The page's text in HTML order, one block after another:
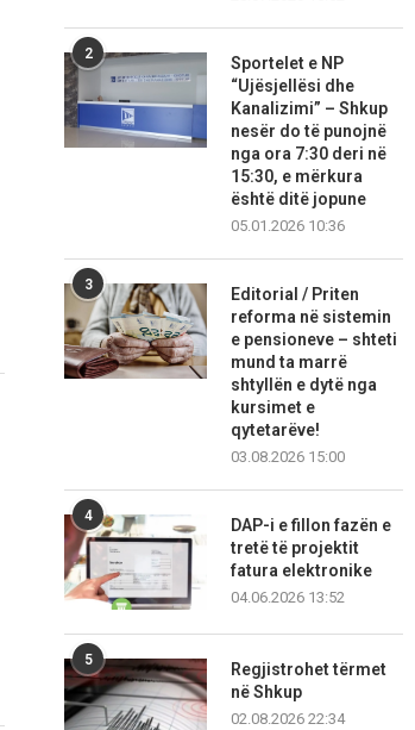
2
Sportelet e NP
“Ujësjellësi dhe
Kanalizimi” – Shkup
nesër do të punojnë
nga ora 7:30 deri në
15:30, e mërkura
është ditë jopune
05.01.2026 10:36
3
Editorial / Priten
reforma në sistemin
e pensioneve – shteti
mund ta marrë
shtyllën e dytë nga
kursimet e
qytetarëve!
03.08.2026 15:00
4
DAP-i e fillon fazën e
tretë të projektit
fatura elektronike
04.06.2026 13:52
5
Regjistrohet tërmet
në Shkup
02.08.2026 22:34